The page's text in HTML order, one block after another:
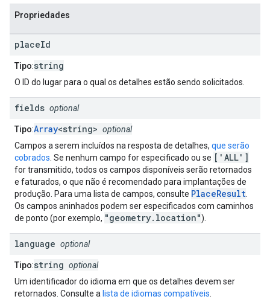
Propriedades
placeId
Tipo:string
O ID do lugar para o qual os detalhes estão sendo solicitados.
fields optional
Tipo:Array<string> optional
Campos a serem incluídos na resposta de detalhes, que serão
cobrados . Se nenhum campo for especificado ou se ['ALL']
for transmitido, todos os campos disponíveis serão retornados
e faturados, o que não é recomendado para implantações de
produção. Para uma lista de campos, consulte PlaceResult
Os campos aninhados podem ser especificados com caminhos
de ponto (por exemplo, "geometry.location").
language optional
Tipo:string optional
Um identificador do idioma em que os detalhes devem ser
retornados. Consulte a lista de idiomas compatíveis